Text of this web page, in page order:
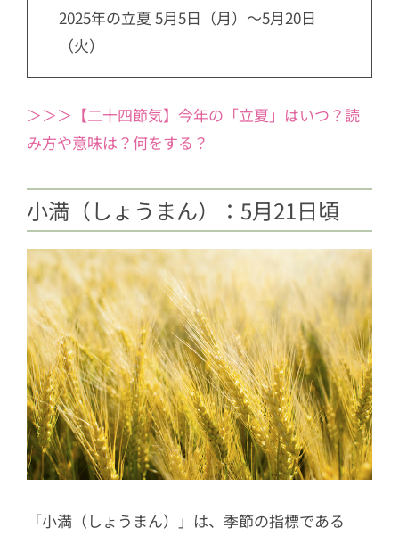
2025年の立夏 5月5日（月）～5月20日
（火）
＞＞＞【二十四節気】今年の「立夏」はいつ？読
み方や意味は？何をする？
小満（しょうまん）：5月21日頃
「小満（しょうまん）」は、季節の指標である